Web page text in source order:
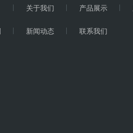
彩涂卷-冠洲彩钢板
关于我们 产品展示
新闻动态 联系我们